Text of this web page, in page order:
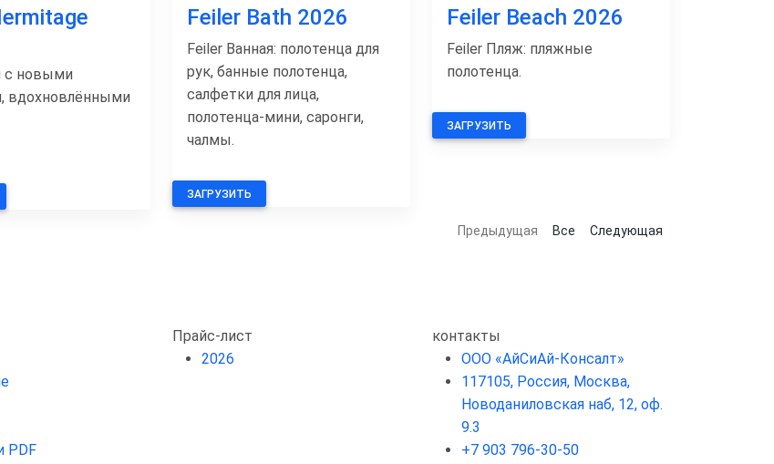
с новыми
вдохновлёнными
Feiler Bath 2026
Feiler Ванная: полотенца для
рук, банные полотенца,
салфетки для лица,
полотенца-мини, саронги,
чалмы.
ЗАГРУЗИТЬ
Feiler Beach 2026
Feiler Пляж: пляжные
полотенца.
ЗАГРУЗИТЬ
Предыдущая Все Следующая
PDF
Прайс-лист
2026
контакты
ООО «АйСиАй-Консалт»
117105, Россия, Москва,
Новоданиловская наб, 12, оф.
9.3
+7 903 796-30-50